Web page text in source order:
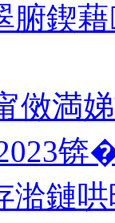
腑鍥
傚満
锛
湁鏈